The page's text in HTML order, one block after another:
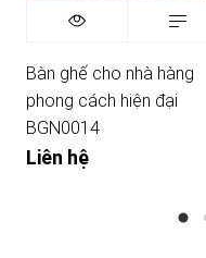
Bàn ghế cho nhà hàng
phong cách hiện đại
BGN0014
Liên hệ